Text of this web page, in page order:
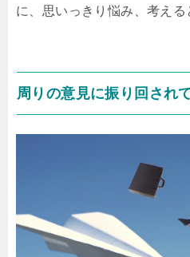
に、思いっきり悩み、考える
周りの意見に振り回され